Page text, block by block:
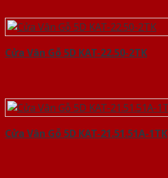
Cửa Vân Gỗ 5D KAT-22.50-2TK
Cửa Vân Gỗ 5D KAT-21.51.51A-1TK